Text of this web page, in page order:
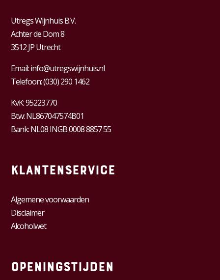
Utregs Wijnhuis B.V.
Achter de Dom 8
3512 JP Utrecht
Email:info@utregswijnhuis.nl
Telefoon:(030) 290 1462
KvK:95223770
Btw:NL867047574B01
Bank: NL08 INGB 0008 8857 55
Klantenservice
Algemene voorwaarden
Disclaimer
Alcoholwet
Openingstijden